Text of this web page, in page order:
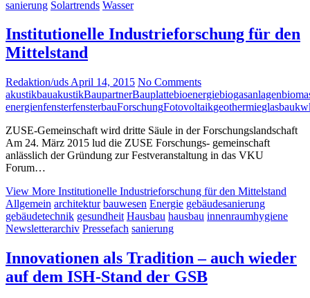
sanierung Solartrends Wasser
Institutionelle Industrieforschung für den
Mittelstand
Redaktion/uds April 14, 2015 No Comments
akustikbauakustikBaupartnerBauplattebioenergiebiogasanlagen
energienfensterfensterbauForschungFotovoltaikgeothermieglasbau
ZUSE-Gemeinschaft wird dritte Säule in der Forschungslandschaft
Am 24. März 2015 lud die ZUSE Forschungs- gemeinschaft
anlässlich der Gründung zur Festveranstaltung in das VKU
Forum…
View More Institutionelle Industrieforschung für den Mittelstand
Allgemein architektur bauwesen Energie gebäudesanierung
gebäudetechnik gesundheit Hausbau hausbau innenraumhygiene
Newsletterarchiv Pressefach sanierung
Innovationen als Tradition – auch wieder
auf dem ISH-Stand der GSB